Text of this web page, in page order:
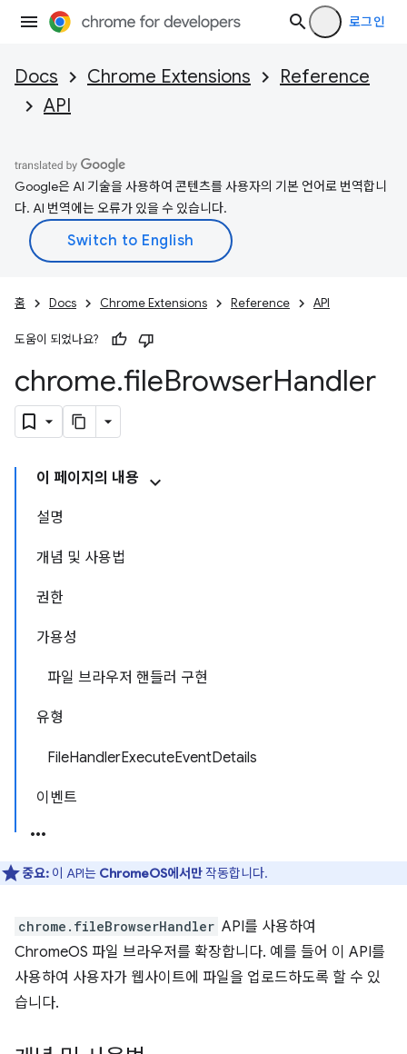
로그인
Docs Chrome Extensions
Reference
API
Google은 AI 기술을 사용하여 콘텐츠를 사용자의 기본 언어로 번역합니
다. AI 번역에는 오류가 있을 수 있습니다.
홈 Docs Chrome Extensions Reference API
도움이 되었나요?
chrome.fileBrowserHandler
이 페이지의 내용
설명
개념 및 사용법
권한
가용성
파일 브라우저 핸들러 구현
유형
FileHandlerExecuteEventDetails
이벤트
중요: 이 API는 ChromeOS에서만작동합니다.
chrome.fileBrowserHandler API를 사용하여
ChromeOS 파일 브라우저를 확장합니다. 예를 들어 이 API를
사용하여 사용자가 웹사이트에 파일을 업로드하도록 할 수 있
습니다.